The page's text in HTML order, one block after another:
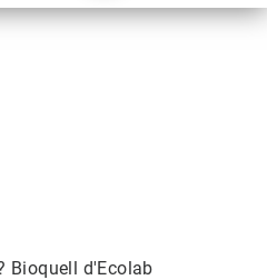
Bioquell d'Ecolab